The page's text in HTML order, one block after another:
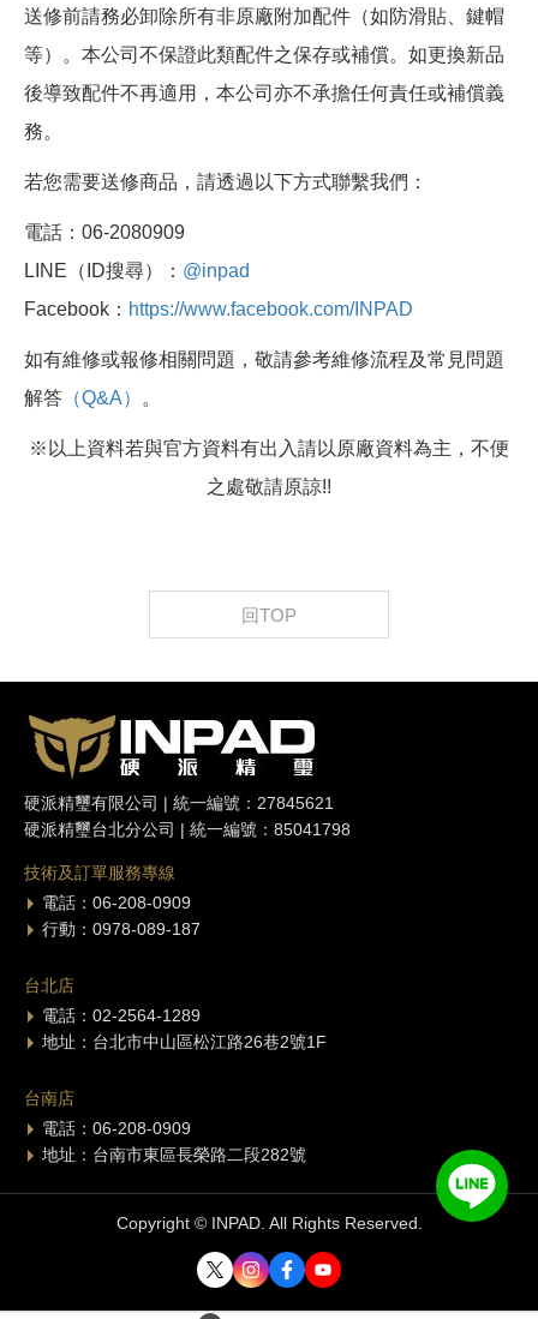
送修前請務必卸除所有非原廠附加配件（如防滑貼、鍵帽
等）。本公司不保證此類配件之保存或補償。如更換新品
後導致配件不再適用，本公司亦不承擔任何責任或補償義
務。
若您需要送修商品，請透過以下方式聯繫我們：
電話：06-2080909
LINE（ID搜尋）： @inpad
Facebook： https://www.facebook.com/INPAD
如有維修或報修相關問題，敬請參考維修流程及常見問題
解答 （Q&A） 。
※以上資料若與官方資料有出入請以原廠資料為主，不便
之處敬請原諒!!
回TOP
硬派精璽有限公司 | 統一編號：27845621
硬派精璽台北分公司 | 統一編號：85041798
技術及訂單服務專線
電話：06-208-0909
行動：0978-089-187
台北店
電話：02-2564-1289
地址：台北市中山區松江路26巷2號1F
台南店
電話：06-208-0909
地址：台南市東區長榮路二段282號
Copyright © INPAD. All Rights Reserved.